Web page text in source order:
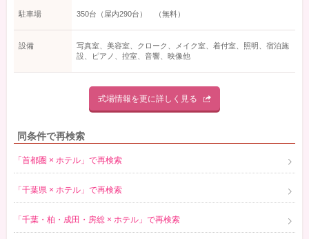
駐車場 350台（屋内290台） （無料）
設備
写真室、美容室、クローク、メイク室、着付室、照明、宿泊施
設、ピアノ、控室、音響、映像他
式場情報を更に詳しく見る
同条件で再検索
「首都圏 × ホテル」で再検索
「千葉県 × ホテル」で再検索
「千葉・柏・成田・房総 × ホテル」で再検索